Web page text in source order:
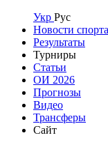
Укр Рус
Новости спорта
Результаты
Турниры
Статьи
ОИ 2026
Прогнозы
Видео
Трансферы
Сайт